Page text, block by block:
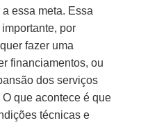
essa meta. Essa
por
fazer uma
financiamentos, ou
dos serviços
que acontece é que
técnicas e